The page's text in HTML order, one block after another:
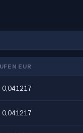
EUR
0,041217
0,041217